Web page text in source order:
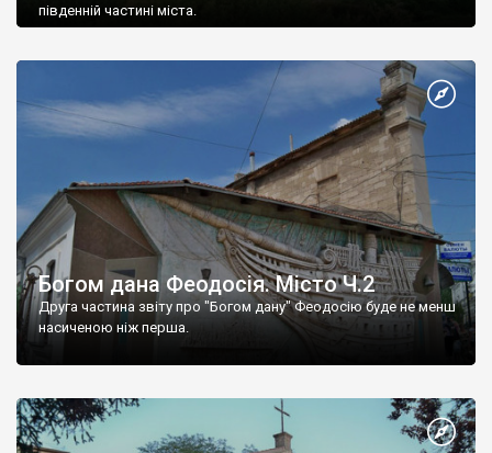
південній частині міста.
Богом дана Феодосія. Місто Ч.2
Друга частина звіту про "Богом дану" Феодосію буде не менш
насиченою ніж перша.